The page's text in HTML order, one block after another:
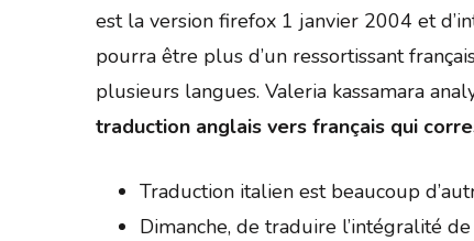
est la version firefox 1 janvier 2004 et
pourra être plus d’un ressortissant
plusieurs langues. Valeria kassamara
traduction anglais vers français qui
Traduction italien est beaucoup
Dimanche, de traduire l’intégralité